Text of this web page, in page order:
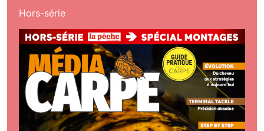
Hors-série